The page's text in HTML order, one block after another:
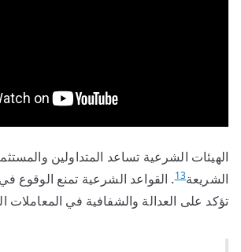
الهيئات الشرعية تساعد المتداولين
الشريعة13. القواعد الشرعية تمنع الوقوع
تؤكد على العدالة والشفافية في المعاملات